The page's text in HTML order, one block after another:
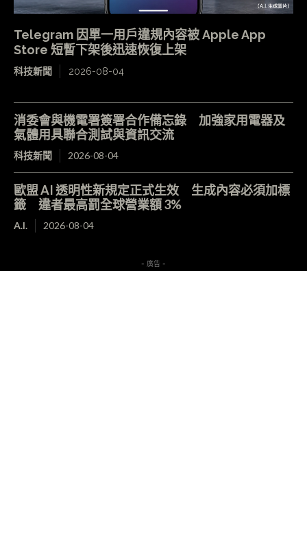
Telegram 因單一用戶違規內容被 Apple App
Store 短暫下架後迅速恢復上架
科技新聞 2026-08-04
消委會與機電署簽署合作備忘錄 加強家用電器及
氣體用具聯合測試與資訊交流
科技新聞 2026-08-04
歐盟 AI 透明性新規定正式生效 生成內容必須加標
籤 違者最高罰全球營業額 3%
A.I. 2026-08-04
- 廣告 -